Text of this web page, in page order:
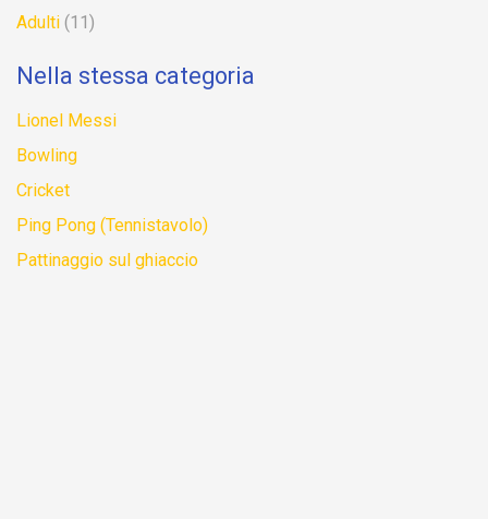
Adulti (11)
Nella stessa categoria
Lionel Messi
Bowling
Cricket
Ping Pong (Tennistavolo)
Pattinaggio sul ghiaccio